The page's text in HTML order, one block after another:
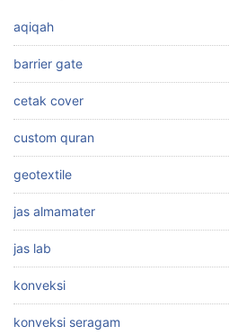
aqiqah
barrier gate
cetak cover
custom quran
geotextile
jas almamater
jas lab
konveksi
konveksi seragam